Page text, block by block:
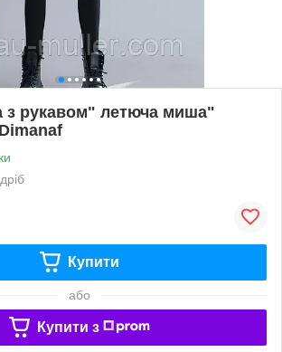
з рукавом" летюча миша"
Купити
або
Купити з